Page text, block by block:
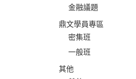
金融議題
鼎文學員專區
密集班
一般班
其他